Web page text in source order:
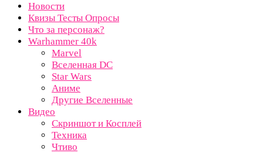
Новости
Квизы Тесты Опросы
Что за персонаж?
Warhammer 40k
Marvel
Вселенная DC
Star Wars
Аниме
Другие Вселенные
Видео
Скриншот и Косплей
Техника
Чтиво